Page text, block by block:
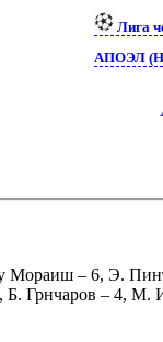
Лига
АПОЭЛ
Мораиш – 6, Э.
Б. Грнчаров – 4, М.